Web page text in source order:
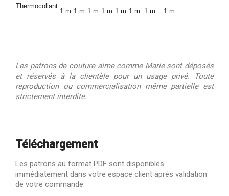
Thermocollant
:
1 m 1 m 1 m 1 m 1 m 1 m 1 m 1 m
Les patrons de couture aime comme Marie sont déposés
et réservés à la clientèle pour un usage privé. Toute
reproduction ou commercialisation même partielle est
strictement interdite.
Téléchargement
Les patrons au format PDF sont disponibles
immédiatement dans votre espace client après validation
de votre commande.